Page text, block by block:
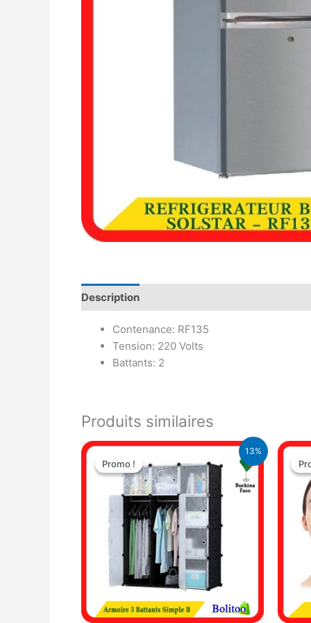
Description
Contenance: RF135
Tension: 220 Volts
Battants: 2
Produits similaires
13%
Promo !
Promo !
Le
initial
était :
40.000 CFA.
Le
actuel
est :
35.000 CFA.